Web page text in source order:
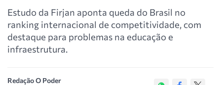
Estudo da Firjan aponta queda do Brasil no
ranking internacional de competitividade, com
destaque para problemas na educação e
infraestrutura.
Redação O Poder